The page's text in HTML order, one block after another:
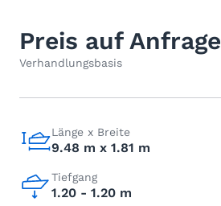
Preis auf Anfrage
Verhandlungsbasis
Länge x Breite
9.48 m x 1.81 m
Tiefgang
1.20 - 1.20 m